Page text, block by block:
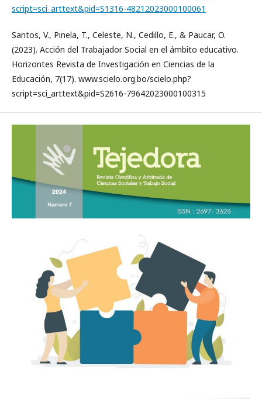
script=sci_arttext&pid=S1316-48212023000100061
Santos, V., Pinela, T., Celeste, N., Cedillo, E., & Paucar, O.
(2023). Acción del Trabajador Social en el ámbito educativo.
Horizontes Revista de Investigación en Ciencias de la
Educación, 7(17). www.scielo.org.bo/scielo.php?
script=sci_arttext&pid=S2616-79642023000100315